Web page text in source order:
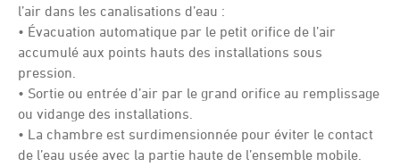
l’air dans les canalisations d’eau :
• Évacuation automatique par le petit orifice de l’air
accumulé aux points hauts des installations sous
pression.
• Sortie ou entrée d’air par le grand orifice au remplissage
ou vidange des installations.
• La chambre est surdimensionnée pour éviter le contact
de l’eau usée avec la partie haute de l’ensemble mobile.